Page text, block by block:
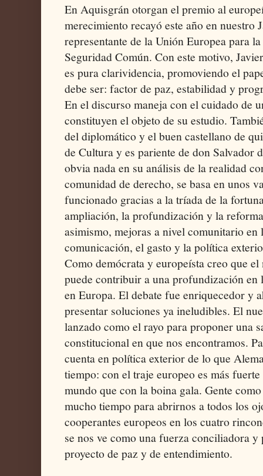
En Aquisgrán otorgan el premio al
merecimiento recayó este año en nuestro
representante de la Unión Europea para
Seguridad Común. Con este motivo,
es pura clarividencia, promoviendo el
debe ser: factor de paz, estabilidad y
En el discurso maneja con el cuidado de
constituyen el objeto de su estudio.
del diplomático y el buen castellano de
de Cultura y es pariente de don Salvador
obvia nada en su análisis de la realidad
comunidad de derecho, se basa en unos
funcionado gracias a la tríada de la
ampliación, la profundización y la
asimismo, mejoras a nivel comunitario en
comunicación, el gasto y la política
Como demócrata y europeísta creo que
puede contribuir a una profundización en
en Europa. El debate fue enriquecedor y
presentar soluciones ya ineludibles. El
lanzado como el rayo para proponer una
constitucional en que nos encontramos.
cuenta en política exterior de lo que
tiempo: con el traje europeo es más
mundo que con la boina gala. Gente
mucho tiempo para abrirnos a todos los
cooperantes europeos en los cuatro
se nos ve como una fuerza conciliadora
proyecto de paz y de entendimiento.